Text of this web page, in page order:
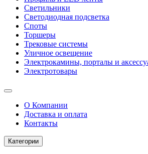
Светильники
Светодиодная подсветка
Споты
Торшеры
Трековые системы
Уличное освещение
Электрокамины, порталы и
Электротовары
О Компании
Доставка и оплата
Контакты
Категории